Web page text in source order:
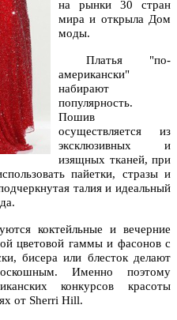
на рынки 30 стран
мира и открыла Дом
моды.
Платья "по-
американски"
набирают
популярность.
Пошив
осуществляется из
эксклюзивных и
изящных тканей, при
пайетки, стразы и
талия и идеальный
коктейльные и вечерние
цветовой гаммы и фасонов с
бисера или блесток делают
Именно поэтому
конкурсов красоты
от Sherri Hill.